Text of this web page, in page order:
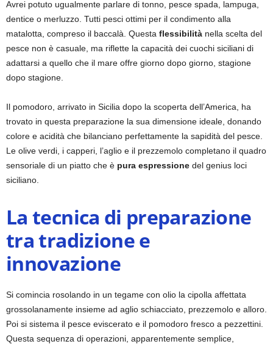
Avrei potuto ugualmente parlare di tonno, pesce spada, lampuga,
dentice o merluzzo. Tutti pesci ottimi per il condimento alla
matalotta, compreso il baccalà. Questa flessibilità nella scelta del
pesce non è casuale, ma riflette la capacità dei cuochi siciliani di
adattarsi a quello che il mare offre giorno dopo giorno, stagione
dopo stagione.
Il pomodoro, arrivato in Sicilia dopo la scoperta dell’America, ha
trovato in questa preparazione la sua dimensione ideale, donando
colore e acidità che bilanciano perfettamente la sapidità del pesce.
Le olive verdi, i capperi, l’aglio e il prezzemolo completano il quadro
sensoriale di un piatto che è pura espressione del genius loci
siciliano.
La tecnica di preparazione
tra tradizione e
innovazione
Si comincia rosolando in un tegame con olio la cipolla affettata
grossolanamente insieme ad aglio schiacciato, prezzemolo e alloro.
Poi si sistema il pesce eviscerato e il pomodoro fresco a pezzettini.
Questa sequenza di operazioni, apparentemente semplice,